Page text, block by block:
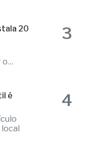
20
o
3
é
4